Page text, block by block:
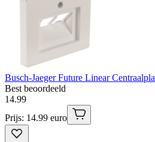
Busch-Jaeger Future Linear
Best beoordeeld
14.99
Prijs: 14.99 euro